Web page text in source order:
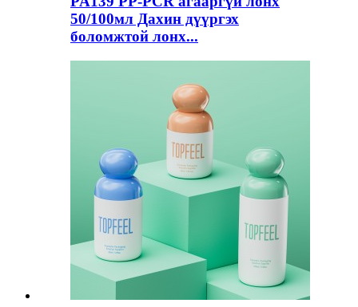
50/100мл Дахин дүүргэх
боломжтой лонх...